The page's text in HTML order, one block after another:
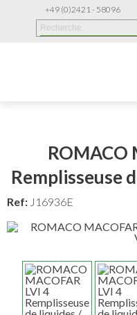
+49 (0)2421 - 58096
ROMACO
Remplisseuse
Ref: J16936E